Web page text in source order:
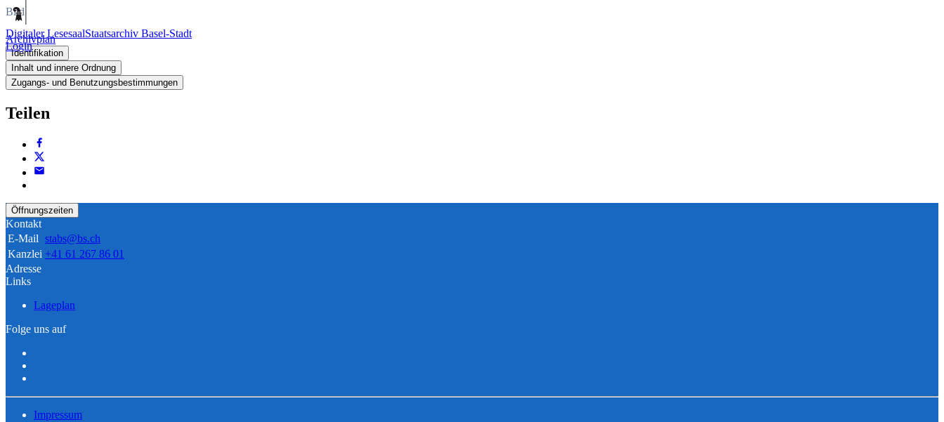
Digitaler LesesaalStaatsarchiv Basel-Stadt
Login
Bild
Archivplan
Identifikation
Inhalt und innere Ordnung
Zugangs- und Benutzungsbestimmungen
Teilen
Öffnungszeiten
Kontakt
E-Mail stabs@bs.ch
Kanzlei +41 61 267 86 01
Adresse
Links
Lageplan
Folge uns auf
Impressum